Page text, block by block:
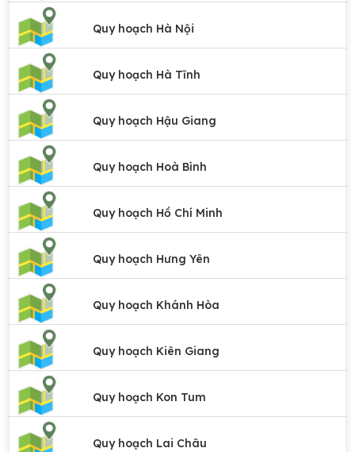
Quy hoạch Hà Nội
Quy hoạch Hà Tĩnh
Quy hoạch Hậu Giang
Quy hoạch Hoà Bình
Quy hoạch Hồ Chí Minh
Quy hoạch Hưng Yên
Quy hoạch Khánh Hòa
Quy hoạch Kiên Giang
Quy hoạch Kon Tum
Quy hoạch Lai Châu